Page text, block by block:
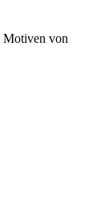
Motiven von